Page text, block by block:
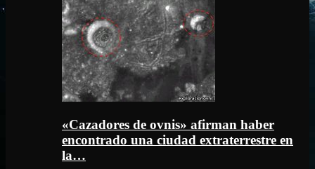
«Cazadores de ovnis» afirman haber
encontrado una ciudad extraterrestre en
la…